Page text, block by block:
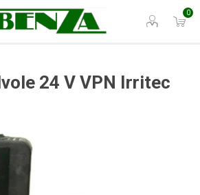
0
24 V VPN Irritec